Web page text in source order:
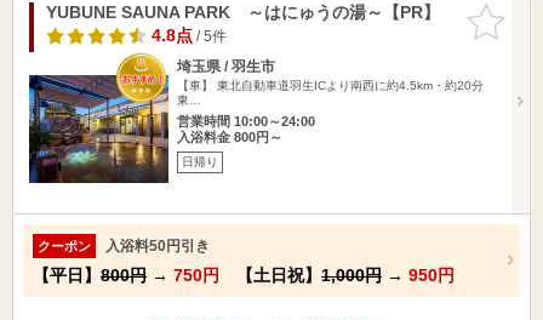
お気に入
りに追加
YUBUNE SAUNA PARK ～はにゅうの湯～【PR】
4.8点/ 5件
埼玉県 / 羽生市
【車】 東北自動車道羽生ICより南西に約4.5km・約20分
東…
営業時間 10:00～24:00
入浴料金 800円～
日帰り
クーポン 入浴料50円引き
【平日】 800円 → 750円 【土日祝】 1,000円 → 950円